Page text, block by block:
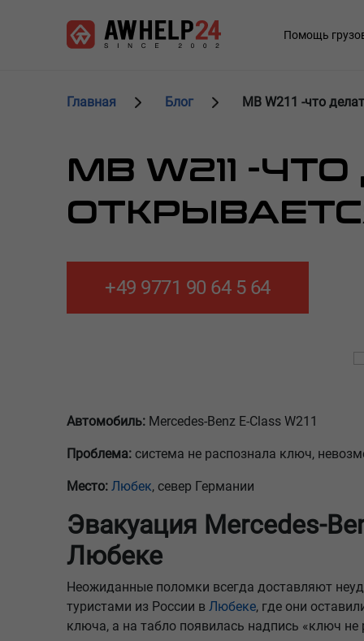
Main
Помощь
Главная Блог MB W211 -что
MB W211 -
+49 9771 90 64 5 64
Автомобиль: Mercedes-Benz E-Class W211
Проблема: система не распознала ключ,
Место: Любек, север Германии
Эвакуация Mercedes-
Любеке
Неожиданные поломки всегда доставляют
туристами из России в Любеке, где они
ключа, а на табло появилась надпись «ключ